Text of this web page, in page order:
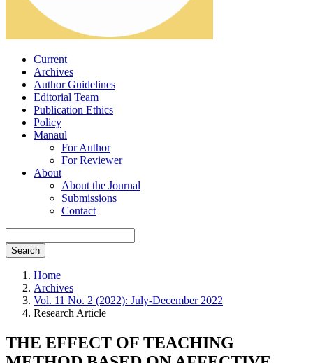
Current
Archives
Author Guidelines
Editorial Team
Publication Ethics
Policy
Manaul
For Author
For Reviewer
About
About the Journal
Submissions
Contact
Search
Home
Archives
Vol. 11 No. 2 (2022): July-December 2022
Research Article
THE EFFECT OF TEACHING